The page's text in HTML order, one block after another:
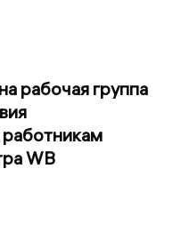
рабочая группа
WB